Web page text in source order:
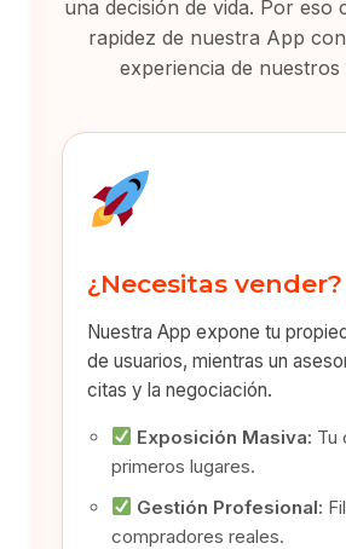
una decisión de vida. Por eso
rapidez de nuestra App
experiencia de nuestros
¿Necesitas vender?
Nuestra App expone tu
de usuarios, mientras un
citas y la negociación.
Exposición Masiva: Tu
primeros lugares.
Gestión Profesional:
compradores reales.